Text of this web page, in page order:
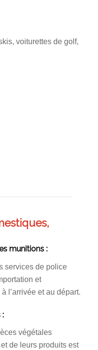
voiturettes de golf,
munitions :
services de police
et
l’arrivée et au départ.
:
végétales
de leurs produits est